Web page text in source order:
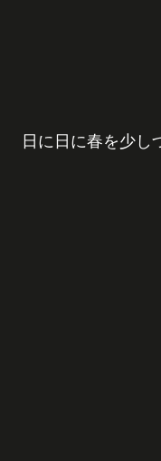
日に日に春を少し